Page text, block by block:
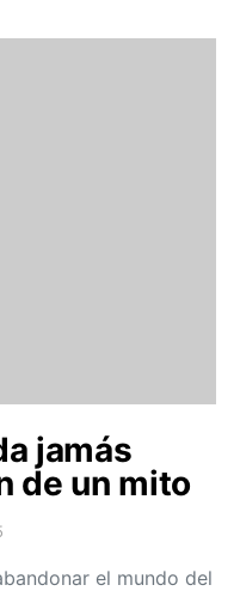
jamás
de un mito
el mundo del